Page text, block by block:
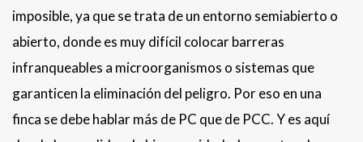
imposible, ya que se trata de un entorno semiabierto o
abierto, donde es muy difícil colocar barreras
infranqueables a microorganismos o sistemas que
garanticen la eliminación del peligro. Por eso en una
finca se debe hablar más de PC que de PCC. Y es aquí